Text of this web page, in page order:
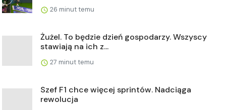
26 minut temu
Żużel. To będzie dzień gospodarzy. Wszyscy
stawiają na ich z...
27 minut temu
Szef F1 chce więcej sprintów. Nadciąga
rewolucja